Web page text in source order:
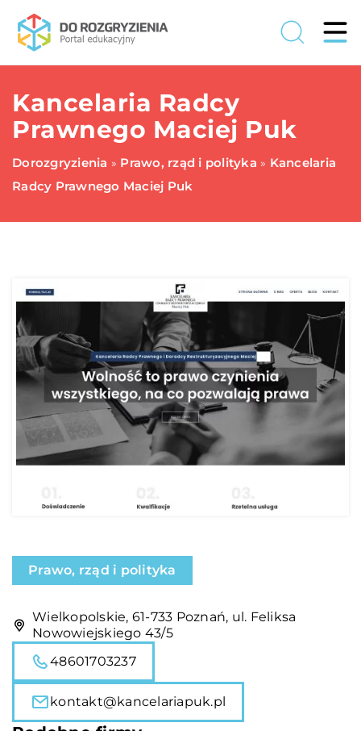
Kancelaria Radcy
Prawnego Maciej Puk
Dorozgryzienia » Prawo, rząd i polityka » Kancelaria
Radcy Prawnego Maciej Puk
Prawo, rząd i polityka
Wielkopolskie, 61-733 Poznań, ul. Feliksa
Nowowiejskiego 43/5
48601703237
kontakt@kancelariapuk.pl